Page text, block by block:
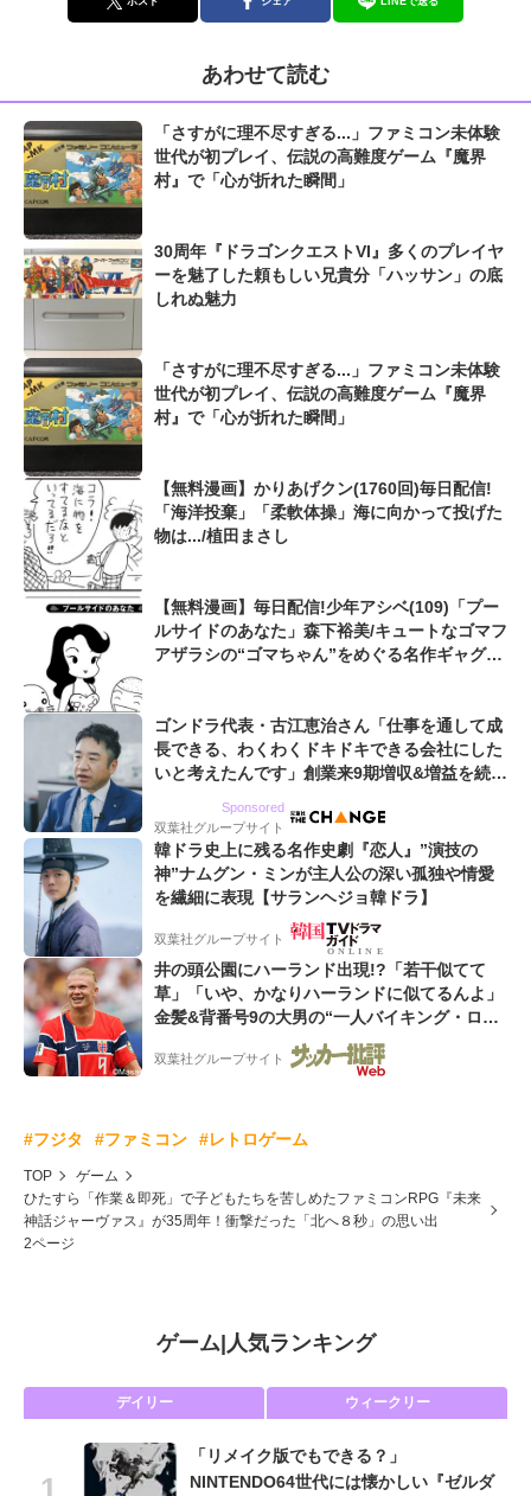
あわせて読む
「さすがに理不尽すぎる...」ファミコン未体験
世代が初プレイ、伝説の高難度ゲーム『魔界
村』で「心が折れた瞬間」
30周年『ドラゴンクエストVI』多くのプレイヤ
ーを魅了した頼もしい兄貴分「ハッサン」の底
しれぬ魅力
「さすがに理不尽すぎる...」ファミコン未体験
世代が初プレイ、伝説の高難度ゲーム『魔界
村』で「心が折れた瞬間」
【無料漫画】かりあげクン(1760回)毎日配信!
「海洋投棄」「柔軟体操」海に向かって投げた
物は.../植田まさし
【無料漫画】毎日配信!少年アシベ(109)「プー
ルサイドのあなた」森下裕美/キュートなゴマフ
アザラシの“ゴマちゃん”をめぐる名作ギャグ4
ゴンドラ代表・古江恵治さん「仕事を通して成
長できる、わくわくドキドキできる会社にした
いと考えたんです」創業来9期増収&増益を続け
Sponsored
双葉社グループサイト
韓ドラ史上に残る名作史劇『恋人』”演技の
神”ナムグン・ミンが主人公の深い孤独や情愛
を繊細に表現【サランヘジョ韓ドラ】
双葉社グループサイト
井の頭公園にハーランド出現!?「若干似てて
草」「いや、かなりハーランドに似てるんよ」
金髪&背番号9の大男の“一人バイキング・ロ
ー”映像が話題!「元気をもらった」
双葉社グループサイト
#フジタ #ファミコン #レトロゲーム
TOP
ゲーム
ひたすら「作業＆即死」で子どもたちを苦しめたファミコンRPG『未来
神話ジャーヴァス』が35周年！衝撃だった「北へ８秒」の思い出
2ページ
ゲーム| 人気ランキング
デイリー ウィークリー
「リメイク版でもできる？」
NINTENDO64世代には懐かしい『ゼルダ